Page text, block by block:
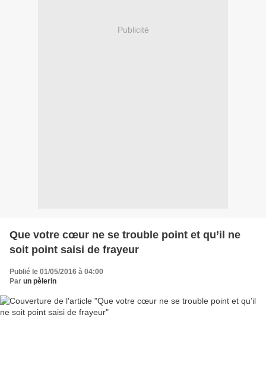
Publicité
Que votre cœur ne se trouble point et qu’il ne
soit point saisi de frayeur
Publié le 01/05/2016 à 04:00
Par un pèlerin